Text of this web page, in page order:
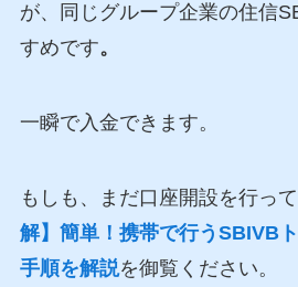
が、同じグループ企業の住信
すめです。
一瞬で入金できます。
もしも、まだ口座開設を行っ
解】簡単！携帯で行うSBIVB
手順を解説を御覧ください。